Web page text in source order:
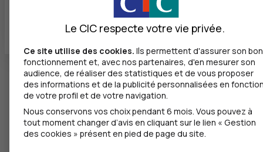
Toutes les localités
Le CIC respecte votre vie privée.
Ce site utilise des cookies. Ils permettent d'assurer son bon
fonctionnement et, avec nos partenaires, d'en mesurer son
audience, de réaliser des statistiques et de vous proposer
des informations et de la publicité personnalisées en
de votre profil et de votre navigation.
Nous conservons vos choix pendant 6 mois. Vous pouvez à
tout moment changer d’avis en cliquant sur le lien « Gestion
des cookies » présent en pied de page du site.